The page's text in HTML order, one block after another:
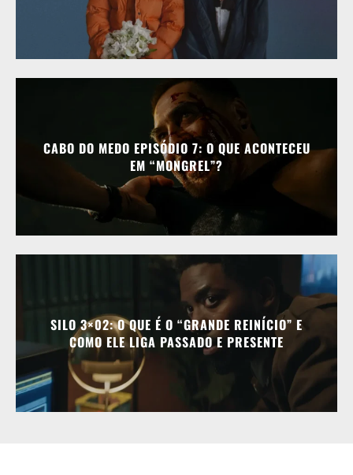
CABO DO MEDO EPISÓDIO 7: O QUE ACONTECEU
EM “MONGREL”?
SILO 3×02: O QUE É O “GRANDE REINÍCIO” E
COMO ELE LIGA PASSADO E PRESENTE